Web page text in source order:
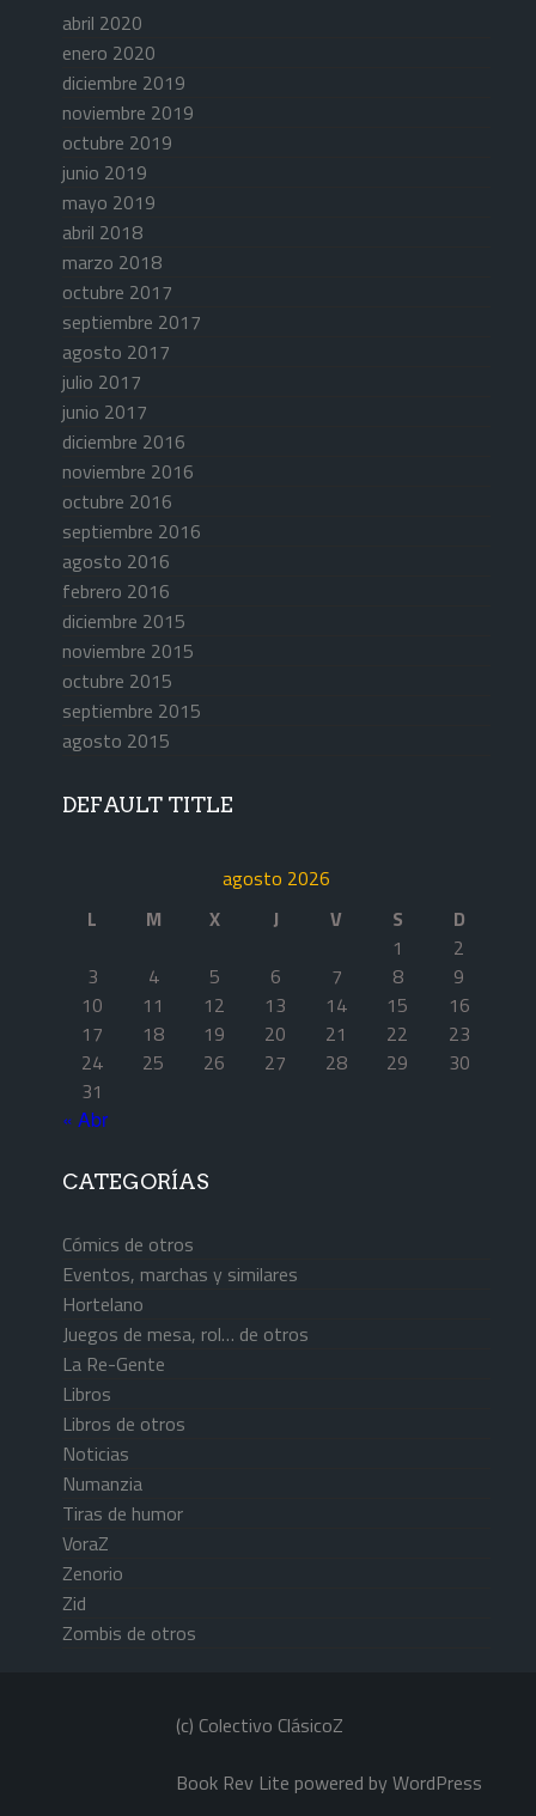
abril 2020
enero 2020
diciembre 2019
noviembre 2019
octubre 2019
junio 2019
mayo 2019
abril 2018
marzo 2018
octubre 2017
septiembre 2017
agosto 2017
julio 2017
junio 2017
diciembre 2016
noviembre 2016
octubre 2016
septiembre 2016
agosto 2016
febrero 2016
diciembre 2015
noviembre 2015
octubre 2015
septiembre 2015
agosto 2015
DEFAULT TITLE
agosto 2026
L
M X J V S
D
1
2
3
4 5 6 7 8
9
10
11 12 13 14 15
16
17
18 19 20 21 22
23
24
25 26 27 28 29
30
31
« Abr
CATEGORÍAS
Cómics de otros
Eventos, marchas y similares
Hortelano
Juegos de mesa, rol… de otros
La Re-Gente
Libros
Libros de otros
Noticias
Numanzia
Tiras de humor
VoraZ
Zenorio
Zid
Zombis de otros
(c) Colectivo ClásicoZ
Book Rev Lite powered byWordPress